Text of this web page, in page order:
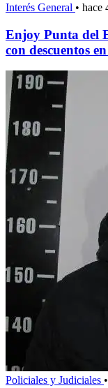
Interés General • hace
Enjoy Punta del
con descuentos
Policiales y Judiciales •